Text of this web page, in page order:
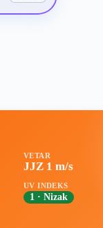
VETAR
JJZ 1 m/s
UV INDEKS
1 · Nizak